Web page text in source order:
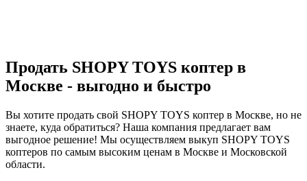
Продать SHOPY TOYS коптер в
Москве - выгодно и быстро
Вы хотите продать свой SHOPY TOYS коптер в Москве, но не
знаете, куда обратиться? Наша компания предлагает вам
выгодное решение! Мы осуществляем выкуп SHOPY TOYS
коптеров по самым высоким ценам в Москве и Московской
области.